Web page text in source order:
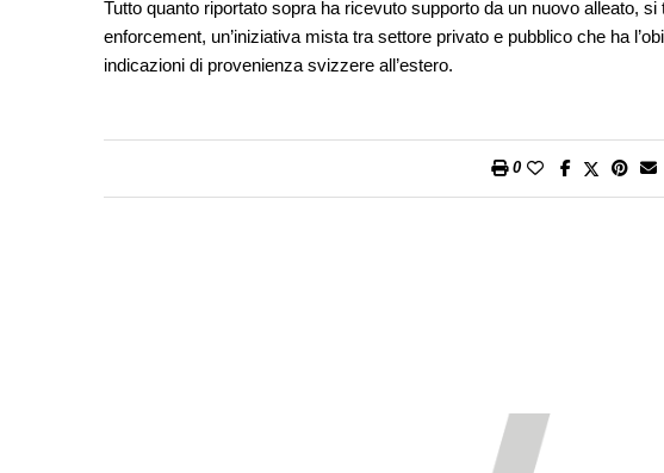
Tutto quanto riportato sopra ha ricevuto supporto da un nuovo alleato,
enforcement, un’iniziativa mista tra settore privato e pubblico che ha
indicazioni di provenienza svizzere all’estero.
0